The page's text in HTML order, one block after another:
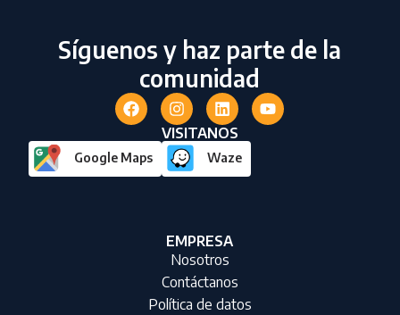
Síguenos y haz parte de la
comunidad
VISITANOS
Google Maps Waze
EMPRESA
Nosotros
Contáctanos
Política de datos